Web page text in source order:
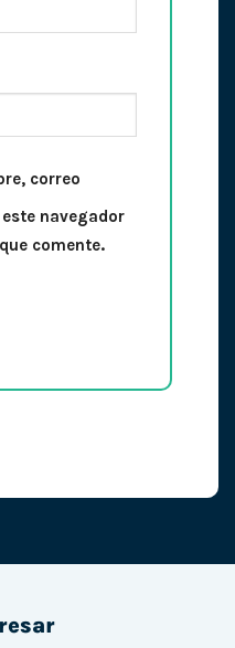
correo
navegador
comente.